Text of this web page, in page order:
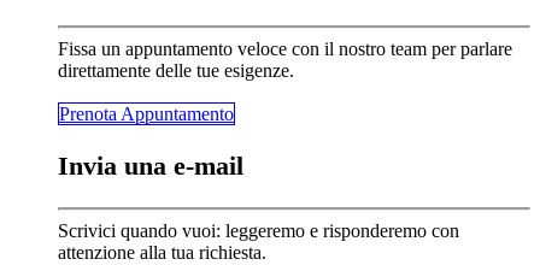
Fissa un appuntamento veloce con il nostro team per parlare
direttamente delle tue esigenze.
Prenota Appunta​​​​mento
Invia una e-mail
Scrivici quando vuoi: leggeremo e risponderemo con
attenzione alla tua richiesta.